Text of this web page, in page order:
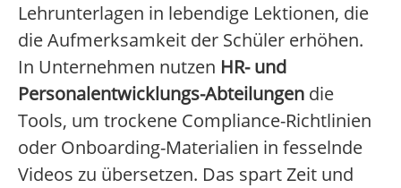
Lehrunterlagen in lebendige Lektionen, die
die Aufmerksamkeit der Schüler erhöhen.
In Unternehmen nutzen HR- und
Personalentwicklungs-Abteilungen die
Tools, um trockene Compliance-Richtlinien
oder Onboarding-Materialien in fesselnde
Videos zu übersetzen. Das spart Zeit und